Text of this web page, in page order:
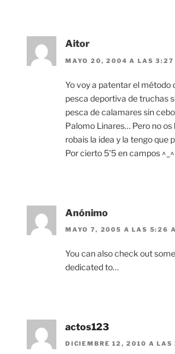
Aitor
MAYO 20, 2004 A LAS 3:27
Yo voy a patentar el método
pesca deportiva de truchas
pesca de calamares sin
Palomo Linares… Pero no
robais la idea y la tengo que
Por cierto 5’5 en campos ^_^
Anónimo
MAYO 7, 2005 A LAS 5:26
You can also check out
dedicated to…
actos123
DICIEMBRE 12, 2010 A LAS